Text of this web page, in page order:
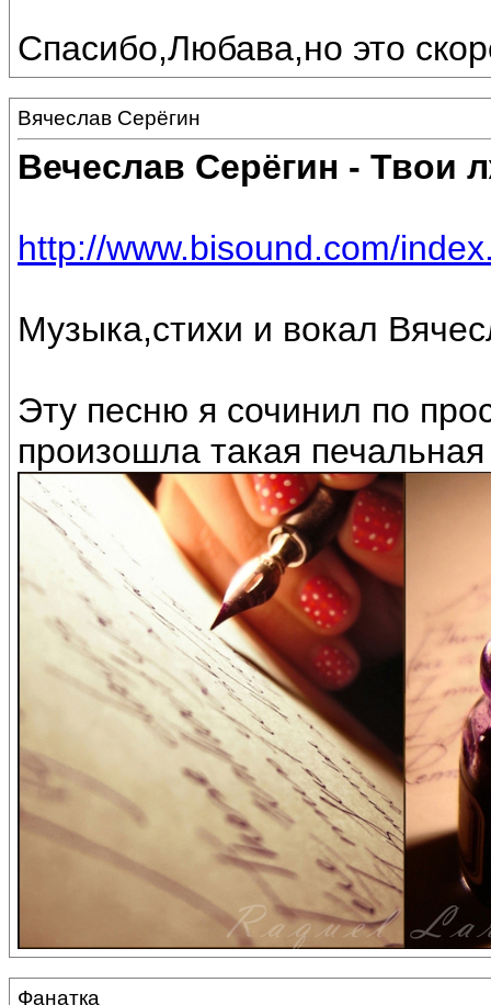
Спасибо,Любава,но это
Вячеслав Серёгин
Вечеслав Серёгин - Твои
http://www.bisound.com/
Музыка,стихи и вокал
Эту песню я сочинил по
произошла такая
Фанатка